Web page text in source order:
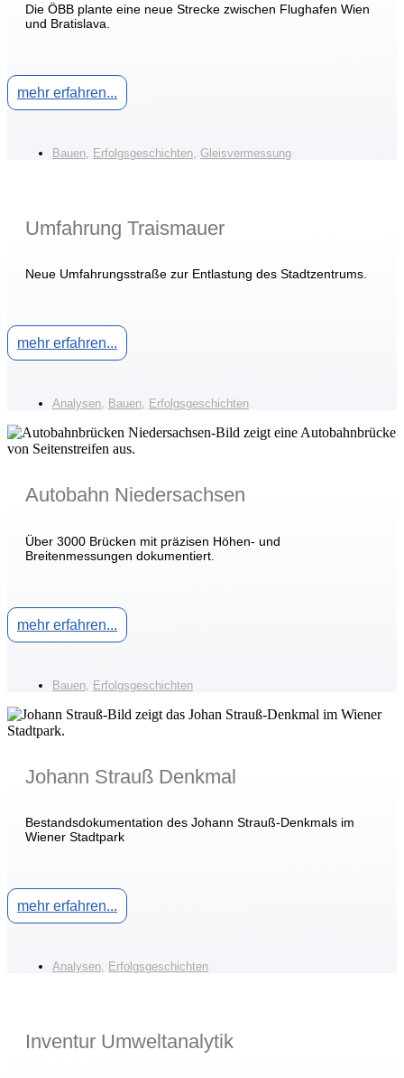
Die ÖBB plante eine neue Strecke zwischen Flughafen Wien
und Bratislava.
mehr erfahren...
Bauen Erfolgsgeschichten Gleisvermessung
Umfahrung Traismauer
Neue Umfahrungsstraße zur Entlastung des Stadtzentrums.
mehr erfahren...
Analysen, Bauen, Erfolgsgeschichten
Autobahn Niedersachsen
Über 3000 Brücken mit präzisen Höhen- und
Breitenmessungen dokumentiert.
mehr erfahren...
Bauen Erfolgsgeschichten
Johann Strauß Denkmal
Bestandsdokumentation des Johann Strauß-Denkmals im
Wiener Stadtpark
mehr erfahren...
Analysen, Erfolgsgeschichten
Inventur Umweltanalytik